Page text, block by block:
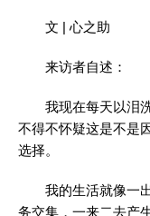
文 | 心之助
来访者自述：
我现在每天以泪
不得不怀疑这是不是
选择。
我的生活就像一
务交集，一来二去产